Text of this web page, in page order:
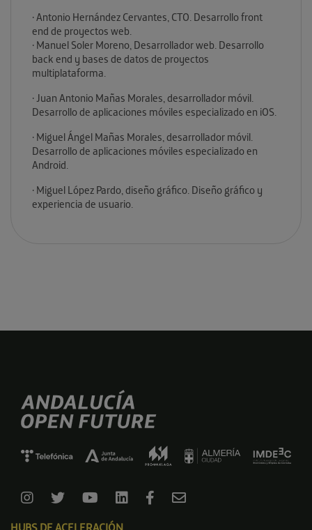
· Antonio Hernández Cervantes, CTO. Desarrollo front
end de proyectos web.
· Manuel Soler Moreno, Desarrollador web. Desarrollo
back end y bases de datos de proyectos
multiplataforma.
· Juan Antonio Mañas Morales, desarrollador móvil.
Desarrollo de aplicaciones móviles especializado en iOS.
· Miguel Ángel Mañas Morales, desarrollador móvil.
Desarrollo de aplicaciones móviles especializado en
Android.
· Miguel López Pardo, diseño gráfico. Diseño gráfico y
experiencia de usuario.